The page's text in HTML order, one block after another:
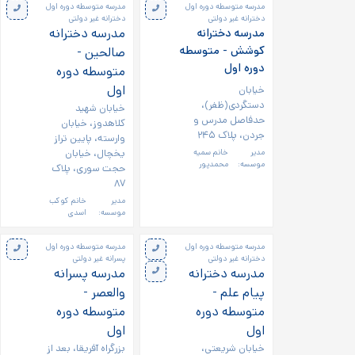
مدرسه متوسطه دوره اول
دخترانه غیر دولتی
مدرسه دخترانه
کوشش - متوسطه
دوره اول
خیابان
دستگردی(ظفر)،
حدفاصل مدرس و
جردن، پلاک ۲۴۵
مدیر
موسسه:
خانم سمیه
محمدپور
مدرسه متوسطه دوره اول
دخترانه غیر دولتی
مدرسه دخترانه
صالحین -
متوسطه دوره
اول
خیابان شهید
کلاهدوز، خیابان
وارسته، پایین تراز
یخچال، خیابان
حجت سوری، پلاک
۸۷
مدیر
موسسه:
خانم کوکب
اسدی
مدرسه متوسطه دوره اول
دخترانه غیر دولتی
مدرسه دخترانه
پیام علم -
متوسطه دوره
اول
خیابان شریعتی،
مدرسه متوسطه دوره اول
پسرانه غیر دولتی
مدرسه پسرانه
والعصر -
متوسطه دوره
اول
بزرگراه آفریقا، بعد از